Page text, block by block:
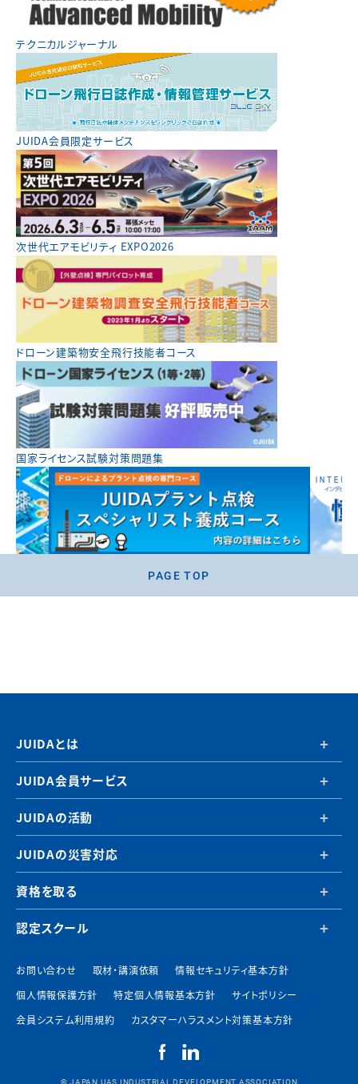
テクニカルジャーナル
JUIDA会員限定サービス
次世代エアモビリティ EXPO2026
ドローン建築物安全飛行技能者コース
国家ライセンス試験対策問題集
PAGE TOP
JUIDAとは
JUIDA会員サービス
JUIDAの活動
JUIDAの災害対応
資格を取る
認定スクール
お問い合わせ 取材・講演依頼
情報セキュリティ基本方針
個人情報保護方針
特定個人情報基本方針
サイトポリシー
会員システム利用規約
カスタマーハラスメント対策基本方針